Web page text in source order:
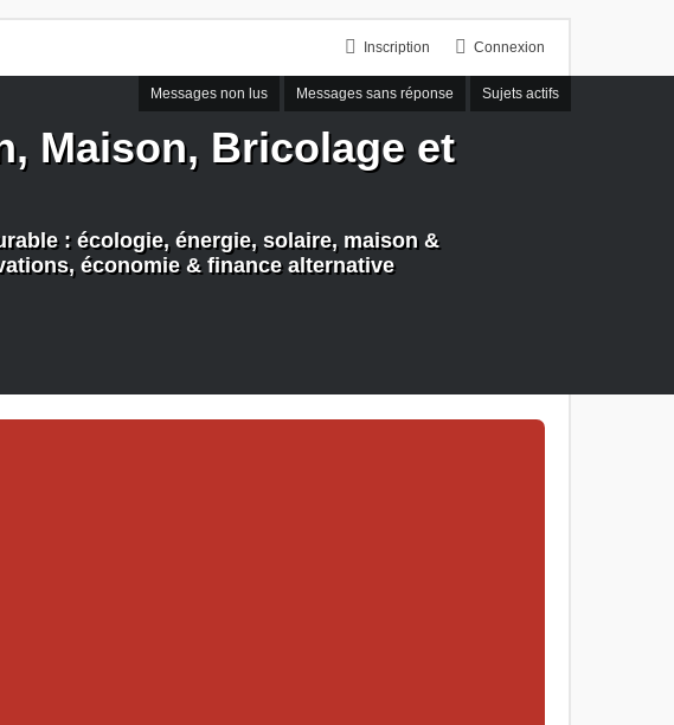
Connexion
Inscription
Messages non lus Messages sans réponse Sujets actifs
Maison, Bricolage et
: écologie, énergie, solaire, maison &
économie & finance alternative